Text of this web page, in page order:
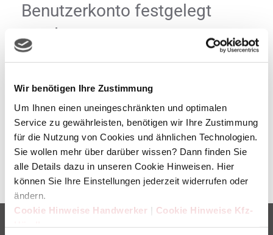
Wir benötigen Ihre Zustimmung
Um Ihnen einen uneingeschränkten und optimalen
Service zu gewährleisten, benötigen wir Ihre Zustimmung
für die Nutzung von Cookies und ähnlichen Technologien.
Sie wollen mehr über darüber wissen? Dann finden Sie
alle Details dazu in unseren Cookie Hinweisen. Hier
können Sie Ihre Einstellungen jederzeit widerrufen oder
ändern.
Cookie Hinweise Handwerker | Cookie Hinweise Kfz-
Benutzerkonto festgelegt
werden.
E-Mail-Adresse*
SENDEN